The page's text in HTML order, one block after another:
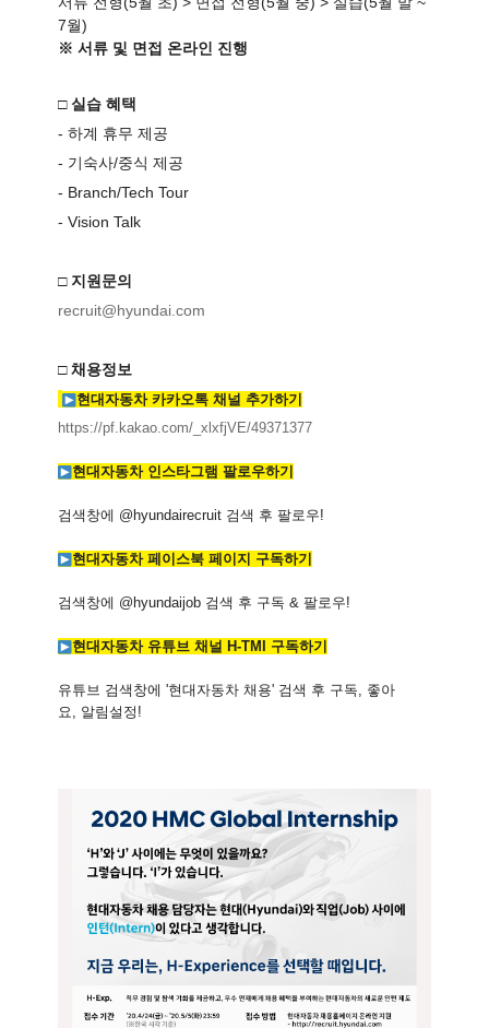
7월)
※ 서류 및 면접 온라인 진행
□ 실습 혜택
- 하계 휴무 제공
- 기숙사/중식 제공
- Branch/Tech Tour
- Vision Talk
□ 지원문의
recruit@hyundai.com
□ 채용정보
현대자동차 카카오톡 채널 추가하기
https://pf.kakao.com/_xlxfjVE/49371377
현대자동차 인스타그램 팔로우하기
검색창에 @hyundairecruit 검색 후 팔로우!
현대자동차 페이스북 페이지 구독하기
검색창에 @hyundaijob 검색 후 구독 & 팔로우!
현대자동차 유튜브 채널 H-TMI 구독하기
유튜브 검색창에 '현대자동차 채용' 검색 후 구독, 좋아
요, 알림설정 !